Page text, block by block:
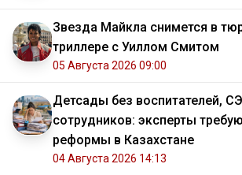
Звезда Майкла снимется в
триллере с Уиллом Смитом
05 Августа 2026 09:00
Детсады без воспитателей,
сотрудников: эксперты
реформы в Казахстане
04 Августа 2026 14:13